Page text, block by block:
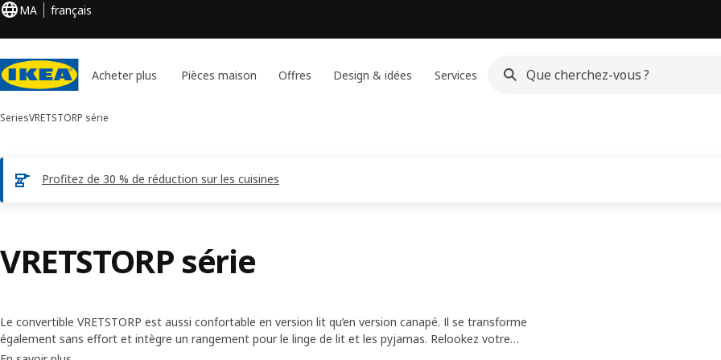
MA français
Acheter plus Pièces maison Offres Design & idées Services
SeriesVRETSTORP série
Profitez de 30 % de réduction sur les cuisines
VRETSTORP série
Le convertible VRETSTORP est aussi confortable en version lit qu’en version canapé. Il se transforme
également sans effort et intègre un rangement pour le linge de lit et les pyjamas. Relookez votre
canapé et prolongez sa durée de vie en remplaçant sa housse de temps en temps.